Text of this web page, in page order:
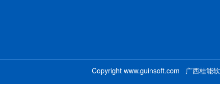
Copyright www.guinsoft.com 广西桂